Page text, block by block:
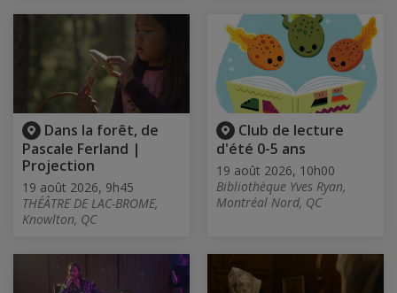
Dans la forêt, de
Pascale Ferland |
Projection
19 août 2026, 9h45
THÉÂTRE DE LAC-BROME,
Knowlton, QC
Club de lecture
d'été 0-5 ans
19 août 2026, 10h00
Bibliothèque Yves Ryan,
Montréal Nord, QC